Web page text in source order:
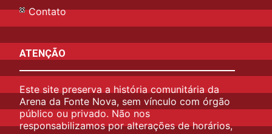
Contato
ATENÇÃO
Este site preserva a história comunitária da
Arena da Fonte Nova, sem vínculo com órgão
público ou privado. Não nos
responsabilizamos por alterações de horários,